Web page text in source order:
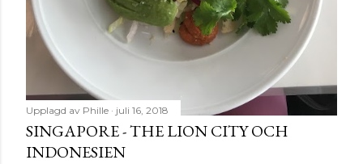
Upplagd av Phille juli 16, 2018
SINGAPORE - THE LION CITY OCH
INDONESIEN